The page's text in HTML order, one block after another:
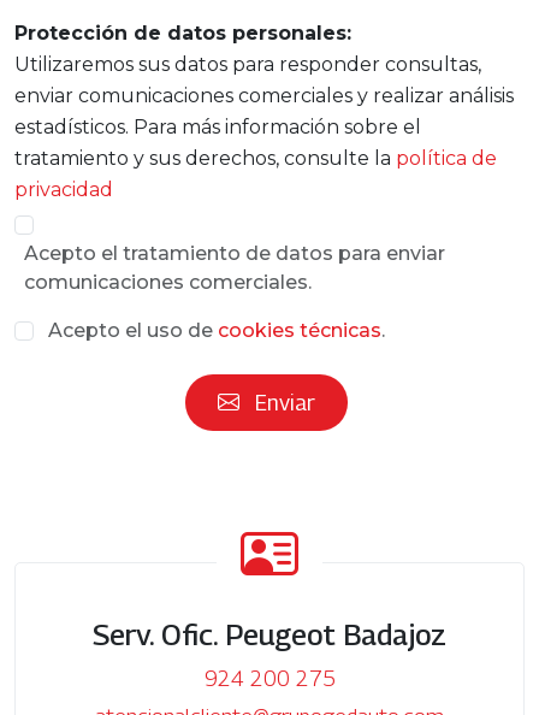
Protección de datos personales:
Utilizaremos sus datos para responder consultas,
enviar comunicaciones comerciales y realizar análisis
estadísticos. Para más información sobre el
tratamiento y sus derechos, consulte la política de
privacidad
Acepto el tratamiento de datos para enviar
comunicaciones comerciales.
Acepto el uso de cookies técnicas.
Enviar
Serv. Ofic. Peugeot Badajoz
924 200 275